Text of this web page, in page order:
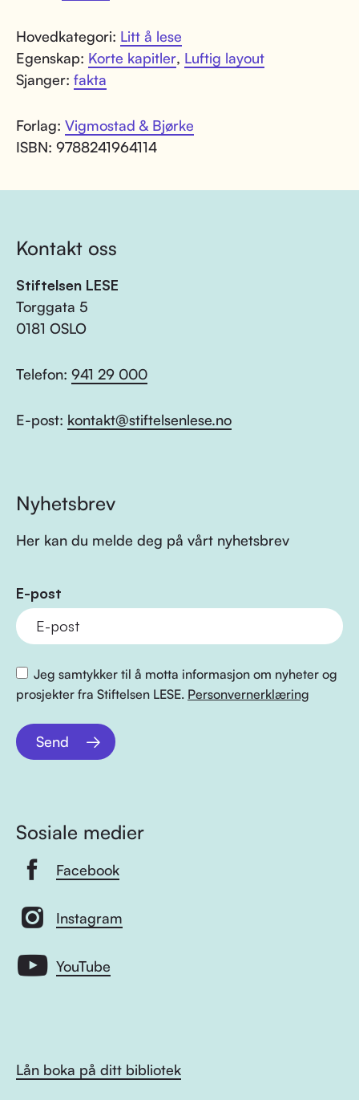
Hovedkategori: Litt å lese
Egenskap: Korte kapitler, Luftig layout
Sjanger: fakta
Forlag: Vigmostad & Bjørke
ISBN: 9788241964114
Kontakt oss
Stiftelsen LESE
Torggata 5
0181 OSLO
Telefon: 941 29 000
E-post: kontakt@stiftelsenlese.no
Nyhetsbrev
Her kan du melde deg på vårt nyhetsbrev
E-post
Jeg samtykker til å motta informasjon om nyheter og
prosjekter fra Stiftelsen LESE. Personvernerklæring
Send
Sosiale medier
Facebook
Instagram
YouTube
Lån boka på ditt bibliotek